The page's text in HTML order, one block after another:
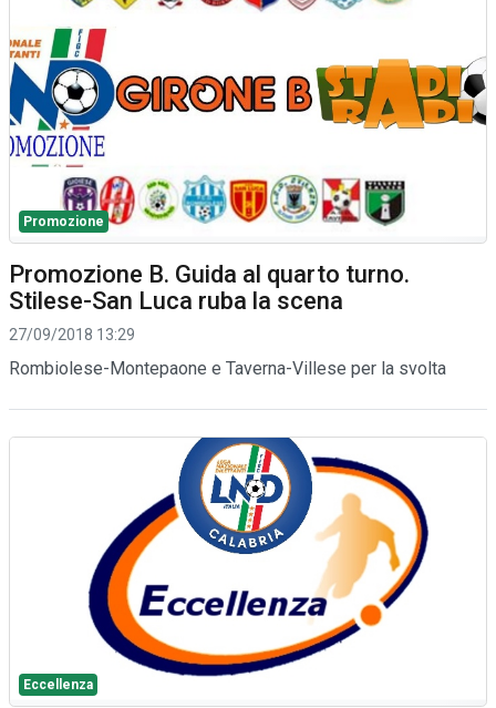
Promozione
Promozione B. Guida al quarto turno.
Stilese-San Luca ruba la scena
27/09/2018 13:29
Rombiolese-Montepaone e Taverna-Villese per la svolta
Eccellenza